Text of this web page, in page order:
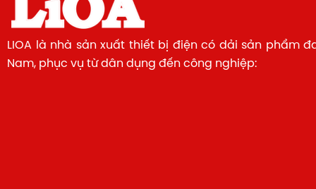
LIOA là nhà sản xuất thiết bị điện có dải sản phẩm
Nam, phục vụ từ dân dụng đến công nghiệp: